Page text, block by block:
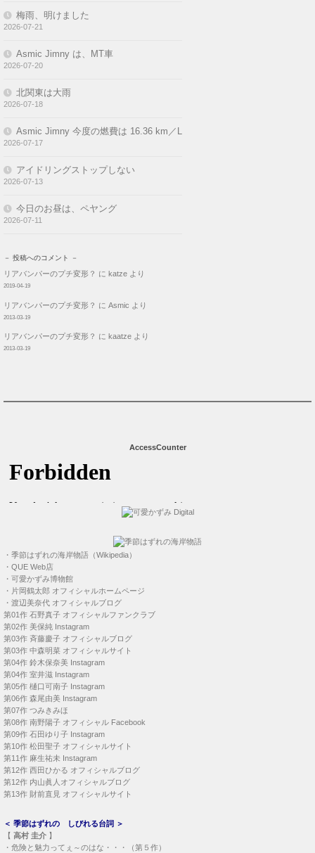
梅雨、明けました
2026-07-21
Asmic Jimny は、MT車
2026-07-20
北関東は大雨
2026-07-18
Asmic Jimny 今度の燃費は 16.36 km／L
2026-07-17
アイドリングストップしない
2026-07-13
今日のお昼は、ペヤング
2026-07-11
－ 投稿へのコメント －
リアバンパーのプチ変形？ に katze より
2019-04-19
リアバンパーのプチ変形？ に Asmic より
2013-03-19
リアバンパーのプチ変形？ に kaatze より
2013-03-19
AccessCounter
・ 季節はずれの海岸物語（Wikipedia）
・ QUE Web店
・ 可愛かずみ博物館
・ 片岡鶴太郎 オフィシャルホームページ
・ 渡辺美奈代 オフィシャルブログ
第01作 石野真子 オフィシャルファンクラブ
第02作 美保純 Instagram
第03作 斉藤慶子 オフィシャルブログ
第03作 中森明菜 オフィシャルサイト
第04作 鈴木保奈美 Instagram
第04作 室井滋 Instagram
第05作 樋口可南子 Instagram
第06作 森尾由美 Instagram
第07作 つみきみほ
第08作 南野陽子 オフィシャル Facebook
第09作 石田ゆり子 Instagram
第10作 松田聖子 オフィシャルサイト
第11作 麻生祐未 Instagram
第12作 西田ひかる オフィシャルブログ
第12作 内山眞人オフィシャルブログ
第13作 財前直見 オフィシャルサイト
＜ 季節はずれの しびれる台詞 ＞
【 高村 圭介 】
・ 危険と魅力ってぇ～のはな・・・（第５作）